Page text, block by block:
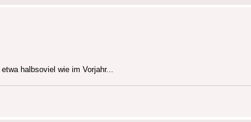
halbsoviel wie im Vorjahr...